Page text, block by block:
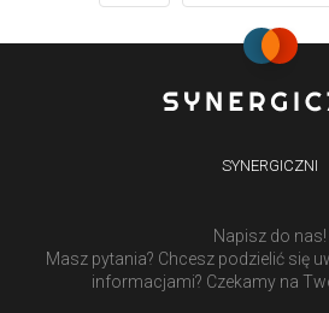
SYNERGICZNI
Napisz do nas!
Masz pytania? Chcesz podzielić się
informacjami? Czekamy na